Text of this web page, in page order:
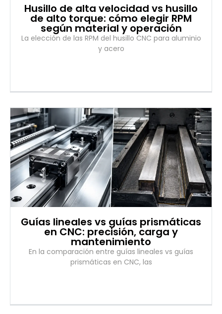
Husillo de alta velocidad vs husillo
de alto torque: cómo elegir RPM
según material y operación
La elección de las RPM del husillo CNC para aluminio
y acero
Guías lineales vs guías prismáticas
en CNC: precisión, carga y
mantenimiento
En la comparación entre guías lineales vs guías
prismáticas en CNC, las